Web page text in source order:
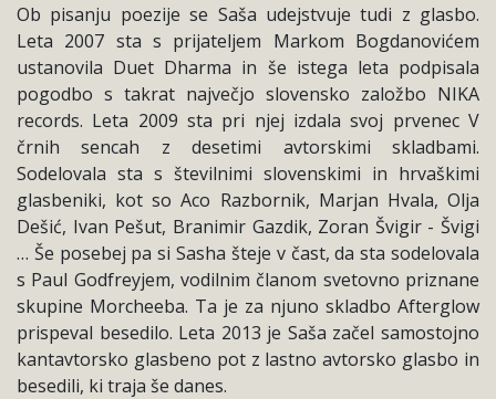
Ob pisanju poezije se Saša udejstvuje tudi z glasbo.
Leta 2007 sta s prijateljem Markom Bogdanovićem
ustanovila Duet Dharma in še istega leta podpisala
pogodbo s takrat največjo slovensko založbo NIKA
records. Leta 2009 sta pri njej izdala svoj prvenec V
črnih sencah z desetimi avtorskimi skladbami.
Sodelovala sta s številnimi slovenskimi in hrvaškimi
glasbeniki, kot so Aco Razbornik, Marjan Hvala, Olja
Dešić, Ivan Pešut, Branimir Gazdik, Zoran Švigir - Švigi
… Še posebej pa si Sasha šteje v čast, da sta sodelovala
s Paul Godfreyjem, vodilnim članom svetovno priznane
skupine Morcheeba. Ta je za njuno skladbo Afterglow
prispeval besedilo. Leta 2013 je Saša začel samostojno
kantavtorsko glasbeno pot z lastno avtorsko glasbo in
besedili, ki traja še danes.